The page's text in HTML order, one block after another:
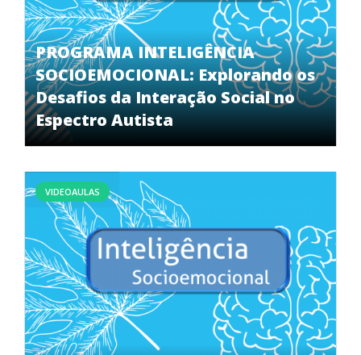
PROGRAMA INTELIGÊNCIA
SOCIOEMOCIONAL: Explorando os
Desafios da Interação Social no
Espectro Autista
VIDEOAULAS